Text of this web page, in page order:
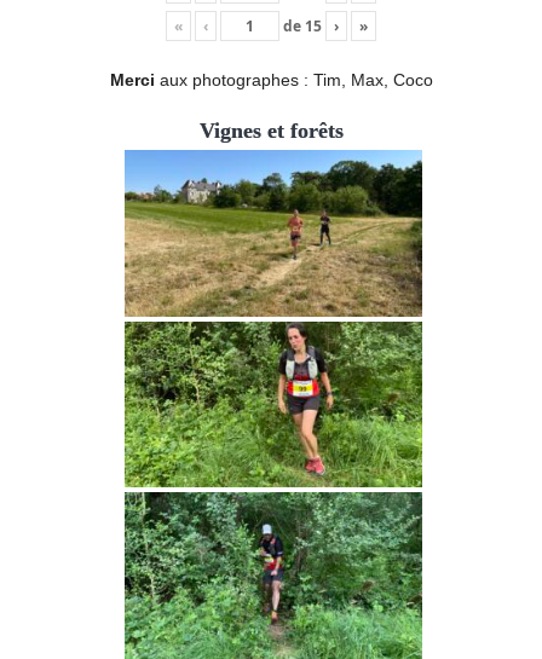
«
‹ de 15 › »
Merci aux photographes : Tim, Max, Coco
Vignes et forêts